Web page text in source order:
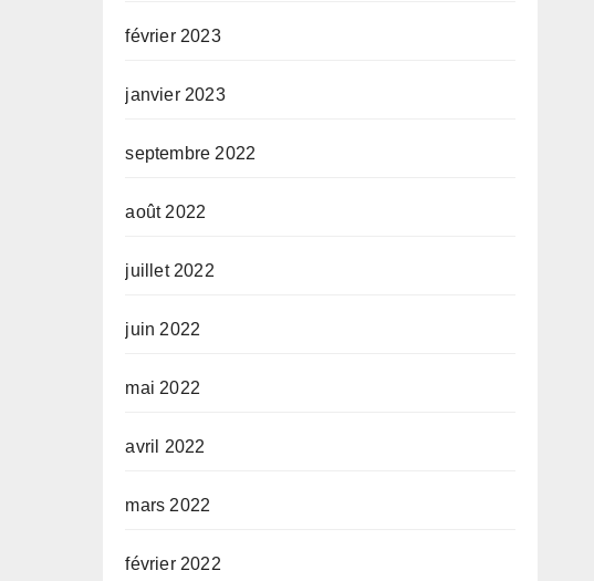
février 2023
janvier 2023
septembre 2022
août 2022
juillet 2022
juin 2022
mai 2022
avril 2022
mars 2022
février 2022